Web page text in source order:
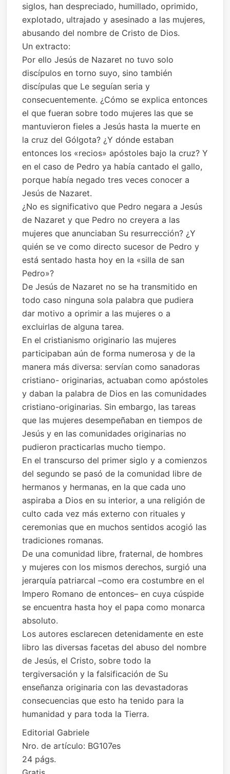
siglos, han despreciado, humillado, oprimido,
explotado, ultrajado y asesinado a las mujeres,
abusando del nombre de Cristo de Dios.
Un extracto:
Por ello Jesús de Nazaret no tuvo solo
discípulos en torno suyo, sino también
discípulas que Le seguían seria y
consecuentemente. ¿Cómo se explica entonces
el que fueran sobre todo mujeres las que se
mantuvieron fieles a Jesús hasta la muerte en
la cruz del Gólgota? ¿Y dónde estaban
entonces los «recios» apóstoles bajo la cruz? Y
en el caso de Pedro ya había cantado el gallo,
porque había negado tres veces conocer a
Jesús de Nazaret.
¿No es significativo que Pedro negara a Jesús
de Nazaret y que Pedro no creyera a las
mujeres que anunciaban Su resurrección? ¿Y
quién se ve como directo sucesor de Pedro y
está sentado hasta hoy en la «silla de san
Pedro»?
De Jesús de Nazaret no se ha transmitido en
todo caso ninguna sola palabra que pudiera
dar motivo a oprimir a las mujeres o a
excluirlas de alguna tarea.
En el cristianismo originario las mujeres
participaban aún de forma numerosa y de la
manera más diversa: servían como sanadoras
cristiano- originarias, actuaban como apóstoles
y daban la palabra de Dios en las comunidades
cristiano-originarias. Sin embargo, las tareas
que las mujeres desempeñaban en tiempos de
Jesús y en las comunidades originarias no
pudieron practicarlas mucho tiempo.
En el transcurso del primer siglo y a comienzos
del segundo se pasó de la comunidad libre de
hermanos y hermanas, en la que cada uno
aspiraba a Dios en su interior, a una religión de
culto cada vez más externo con rituales y
ceremonias que en muchos sentidos acogió las
tradiciones romanas.
De una comunidad libre, fraternal, de hombres
y mujeres con los mismos derechos, surgió una
jerarquía patriarcal –como era costumbre en el
Impero Romano de entonces– en cuya cúspide
se encuentra hasta hoy el papa como monarca
absoluto.
Los autores esclarecen detenidamente en este
libro las diversas facetas del abuso del nombre
de Jesús, el Cristo, sobre todo la
tergiversación y la falsificación de Su
enseñanza originaria con las devastadoras
consecuencias que esto ha tenido para la
humanidad y para toda la Tierra.
Editorial Gabriele
Nro. de artículo: BG107es
24 págs.